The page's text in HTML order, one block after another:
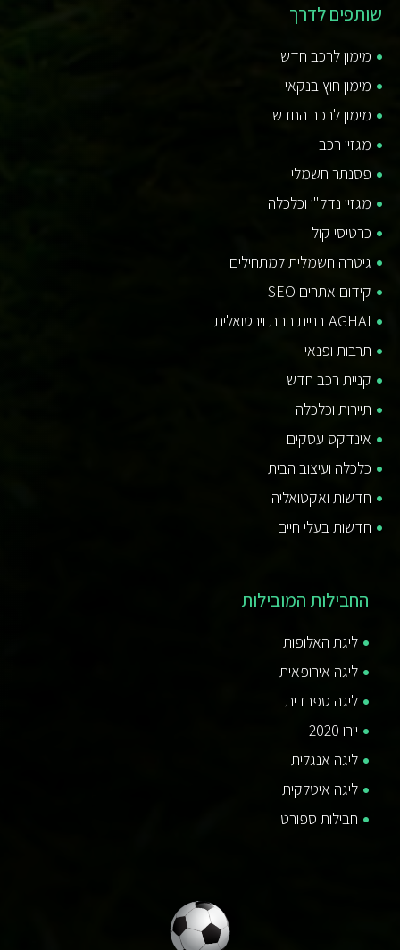
שותפים לדרך
מימון לרכב חדש
מימון חוץ בנקאי
מימון לרכב החדש
מגזין רכב
פסנתר חשמלי
מגזין נדל"ן וכלכלה
כרטיסי קול
גיטרה חשמלית למתחילים
קידום אתרים SEO
AGHAI בניית חנות וירטואלית
תרבות ופנאי
קניית רכב חדש
תיירות וכלכלה
אינדקס עסקים
כלכלה ועיצוב הבית
חדשות ואקטואליה
חדשות בעלי חיים
החבילות המובילות
ליגת האלופות
ליגה אירופאית
ליגה ספרדית
יורו 2020
ליגה אנגלית
ליגה איטלקית
חבילות ספורט